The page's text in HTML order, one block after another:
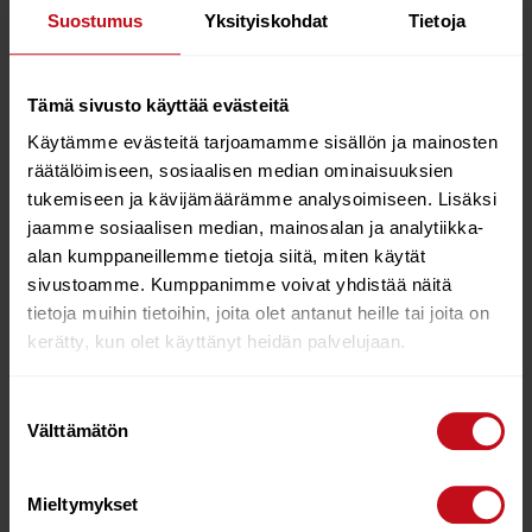
Suostumus Yksityiskohdat Tietoja
Tämä sivusto käyttää evästeitä
Käytämme evästeitä tarjoamamme sisällön ja mainosten
räätälöimiseen, sosiaalisen median ominaisuuksien
tukemiseen ja kävijämäärämme analysoimiseen. Lisäksi
jaamme sosiaalisen median, mainosalan ja analytiikka-
alan kumppaneillemme tietoja siitä, miten käytät
sivustoamme. Kumppanimme voivat yhdistää näitä
tietoja muihin tietoihin, joita olet antanut heille tai joita on
kerätty, kun olet käyttänyt heidän palvelujaan.
valinta
Välttämätön
Mieltymykset
KESKIKORKEA DIHEDRAALIKULMA
12,5 asteen dihedraalikulma yhdistää jyrkemmän
vakaan tehontuoton. Lopputuloksena on hallittava,
vakaa ja monipuolinen siipi, joka toimii erityisen hyvin
myös silloin, kun siipi on liputettuna (flagged out).
YLÖSPÄIN KÄÄNTYVÄT
SIIVENKÄRJET
Ylöspäin kaartuvat siivenkärjet lisäävät vakautta,
neutraalia käyttäytymistä ja liitoa sekä tekevät siivestä
erittäin anteeksiantavan niin liputettuna kuin täydellä
VAALEANHARMAA ETUREUNA
lämpöä ja vähentämällä ylipaineen muodostumista.